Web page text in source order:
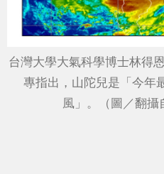
台灣大學大氣科學博士林得
專指出，山陀兒是「今年
風」。（圖／翻攝